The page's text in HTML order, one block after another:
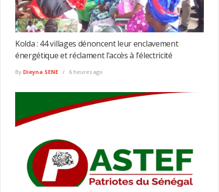
Kolda : 44 villages dénoncent leur enclavement
énergétique et réclament l’accès à l’électricité
By Dieyna SENE 6 heures ago